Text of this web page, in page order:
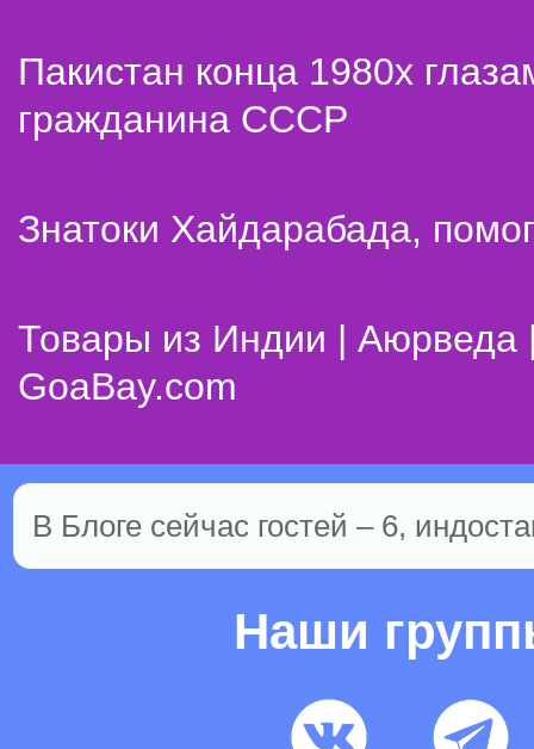
Пакистан конца 1980х
гражданина СССР
Знатоки Хайдарабада,
Товары из Индии | Аюрведа
GoaBay.com
В Блоге сейчас гостей – 6,
Наши